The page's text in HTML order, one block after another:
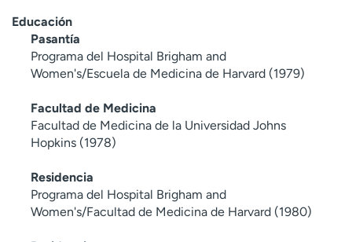
Educación
Pasantía
Programa del Hospital Brigham and
Women's/Escuela de Medicina de Harvard (1979)
Facultad de Medicina
Facultad de Medicina de la Universidad Johns
Hopkins (1978)
Residencia
Programa del Hospital Brigham and
Women's/Facultad de Medicina de Harvard (1980)